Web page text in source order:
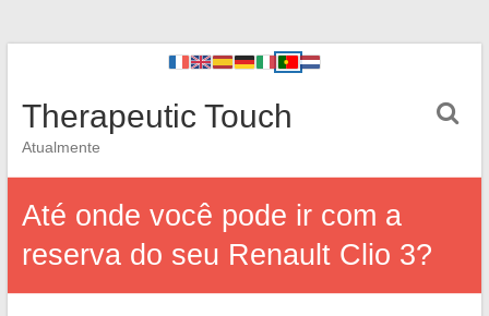
Therapeutic Touch
Atualmente
Até onde você pode ir com a
reserva do seu Renault Clio 3?